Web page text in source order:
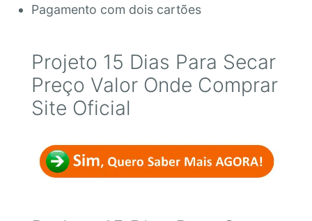
Pagamento com dois cartões
Projeto 15 Dias Para Secar
Preço Valor Onde Comprar
Site Oficial